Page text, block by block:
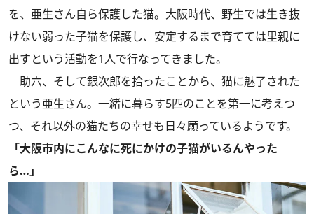
を、亜生さん自ら保護した猫。大阪時代、野生では生き抜
けない弱った子猫を保護し、安定するまで育てては里親に
出すという活動を1人で行なってきました。
助六、そして銀次郎を拾ったことから、猫に魅了された
という亜生さん。一緒に暮らす5匹のことを第一に考えつ
つ、それ以外の猫たちの幸せも日々願っているようです。
「大阪市内にこんなに死にかけの子猫がいるんやった
ら…」